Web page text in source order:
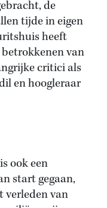
de
tijde in eigen
heeft
van
critici als
en hoogleraar
ook een
start gegaan,
verleden van